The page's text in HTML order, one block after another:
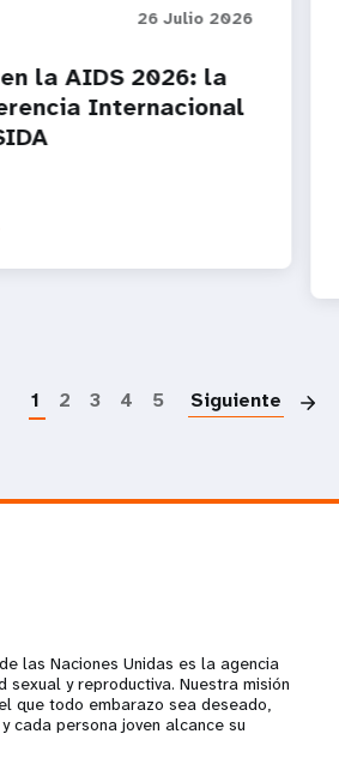
26 Julio 2026
en la AIDS 2026: la
Internacional
1 2 3 4 5 Siguiente
las Naciones Unidas es la agencia
sexual y reproductiva. Nuestra misión
que todo embarazo sea deseado,
cada persona joven alcance su